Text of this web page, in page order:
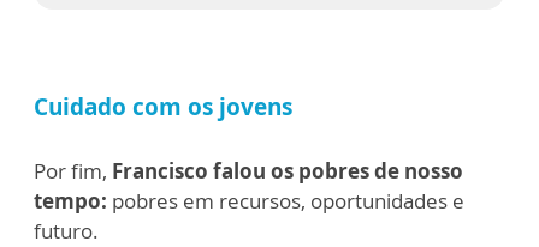
Cuidado com os jovens
Por fim, Francisco falou os pobres de nosso
tempo: pobres em recursos, oportunidades e
futuro.